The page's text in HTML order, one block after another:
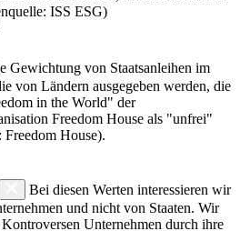
ISS ESG)
Gewichtung von Staatsanleihen im
von Ländern ausgegeben werden, die
in the World" der
Freedom House als "unfrei"
Freedom House).
Bei diesen Werten interessieren wir
und nicht von Staaten. Wir
Unternehmen durch ihre